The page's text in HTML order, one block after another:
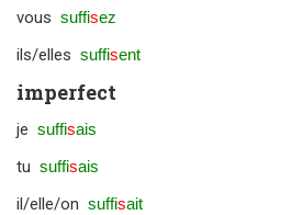
vous suffisez
ils/elles suffisent
imperfect
je suffisais
tu suffisais
il/elle/on suffisait